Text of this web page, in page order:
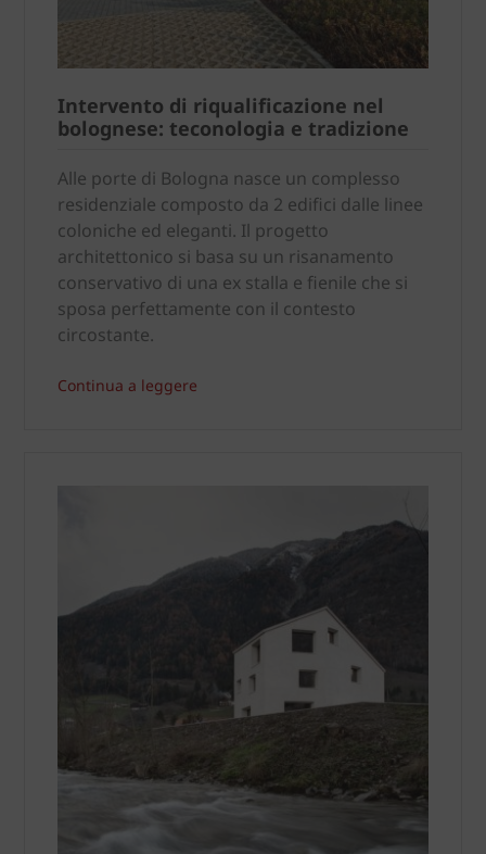
Intervento di riqualificazione nel
bolognese: teconologia e tradizione
Alle porte di Bologna nasce un complesso
residenziale composto da 2 edifici dalle linee
coloniche ed eleganti. Il progetto
architettonico si basa su un risanamento
conservativo di una ex stalla e fienile che si
sposa perfettamente con il contesto
circostante.
Continua a leggere